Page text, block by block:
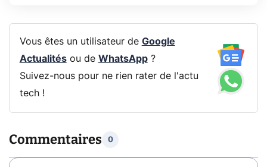
Vous êtes un utilisateur de Google
Actualitésou de WhatsApp?
Suivez-nous pour ne rien rater de l'actu
tech !
Commentaires 0